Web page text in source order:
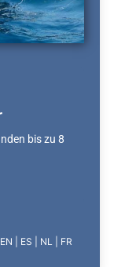
bis zu 8
| ES | NL | FR